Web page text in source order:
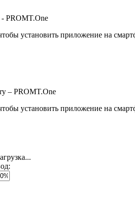
установить приложение на
установить приложение на